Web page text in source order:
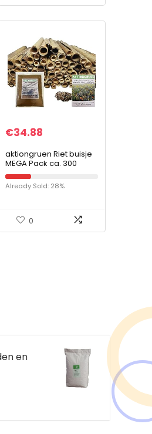
€34.88
aktiongruen Riet buisje
MEGA Pack ca. 300
stuks wilde bijenhotel
insectenhotel
knutselspullen 12 cm
Already Sold: 28%
0
en